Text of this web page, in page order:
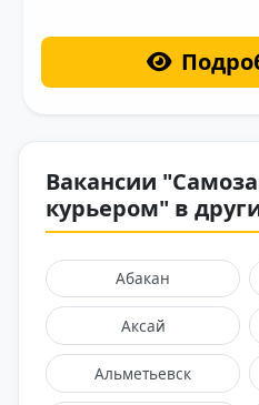
Вакансии
курьером" в
Абакан
Аксай
Альметьевск